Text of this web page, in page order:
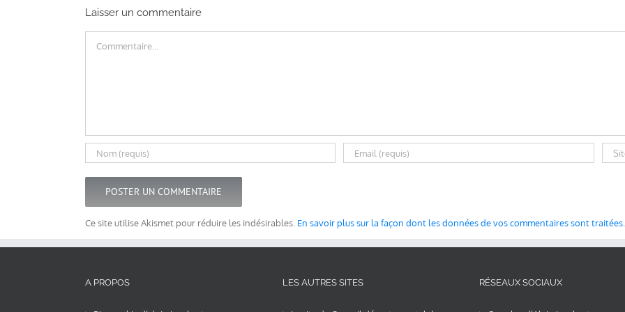
Laisser un commentaire
Ce site utilise Akismet pour réduire les indésirables. En savoir plus sur la façon dont les données de vos commentaires sont traitées
A PROPOS LES AUTRES SITES RÉSEAUX SOCIAUX